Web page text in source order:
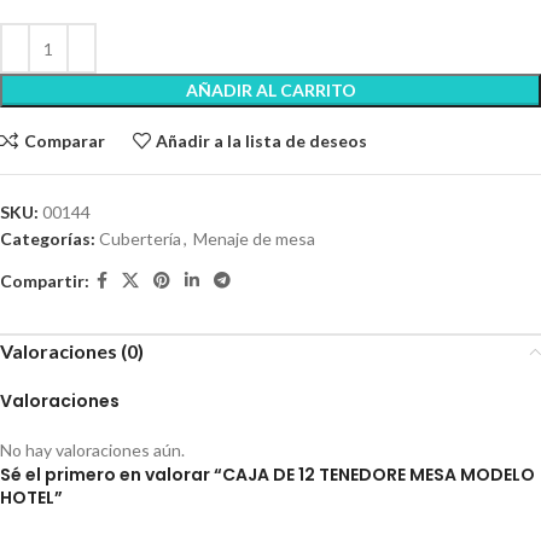
AÑADIR AL CARRITO
Comparar Añadir a la lista de deseos
SKU: 00144
Categorías: Cubertería, Menaje de mesa
Compartir:
Valoraciones (0)
Valoraciones
No hay valoraciones aún.
Sé el primero en valorar “CAJA DE 12 TENEDORE MESA MODELO
HOTEL”